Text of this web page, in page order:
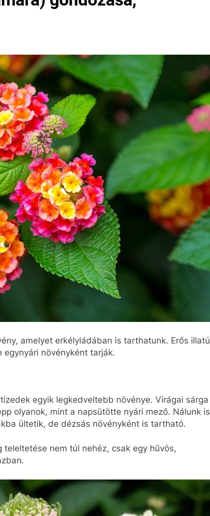
amelyet erkélyládában is tarthatunk. Erős illatú
egynyári növényként tarják.
egyik legkedveltebb növénye. Virágai sárga
olyanok, mint a napsütötte nyári mező. Nálunk is
ültetik, de dézsás növényként is tartható.
nem túl nehéz, csak egy hűvös,